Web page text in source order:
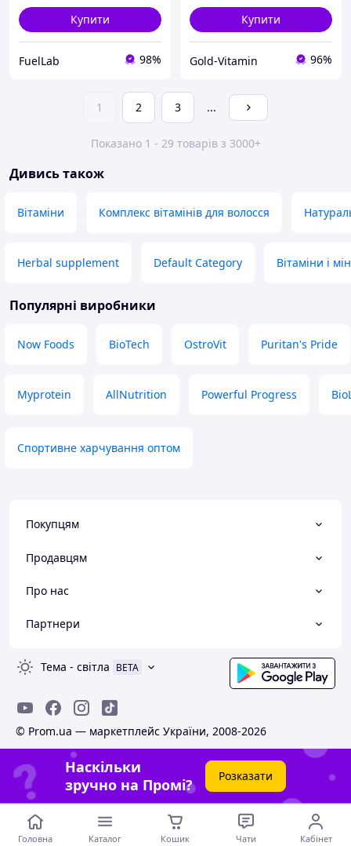
Купити
FuelLab 98%
Купити
Gold-Vitamin 96%
1 2 3 ...
Показано 1 - 29 товарів з 3000+
Дивись також
Вітаміни Комплекс вітамінів для волосся
Herbal supplement Default Category Вітаміни і
Популярні виробники
Now Foods BioTech OstroVit Puritan's Pride
Myprotein AllNutrition Powerful Progress
Спортивне харчування оптом
Покупцям
Продавцям
Про нас
Партнери
Тема - світла BETA
© Prom.ua — маркетплейс України, 2008-2026
Наскільки
зручно на Промі?
Розказати
Головна Каталог Кошик Чати Кабінет